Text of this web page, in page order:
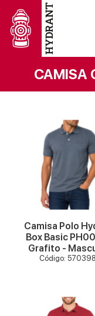
CAMISA
VER MAIS
Camisa Polo
Box Basic
Grafito -
Código: